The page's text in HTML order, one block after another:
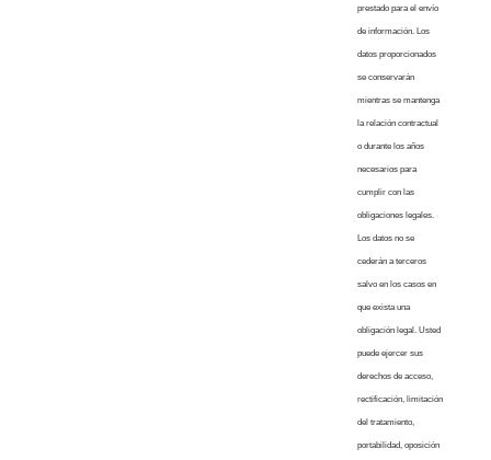
prestado para el envío
de información. Los
datos proporcionados
se conservarán
mientras se mantenga
la relación contractual
o durante los años
necesarios para
cumplir con las
obligaciones legales.
Los datos no se
cederán a terceros
salvo en los casos en
que exista una
obligación legal. Usted
puede ejercer sus
derechos de acceso,
rectificación, limitación
del tratamiento,
portabilidad, oposición